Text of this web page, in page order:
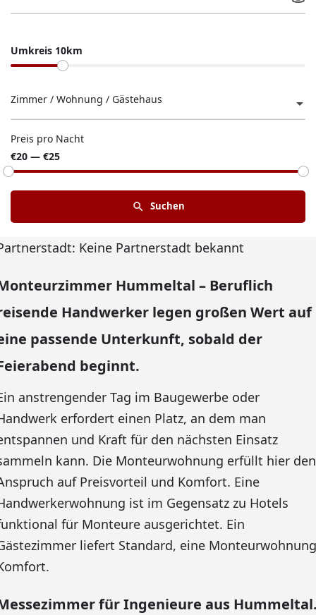
Umkreis 10km
Zimmer / Wohnung / Gästehaus
Preis pro Nacht
€20 — €25
Suchen
Keine Partnerstadt bekannt
Hummeltal – Beruflich
Handwerker legen großen Wert auf
passende Unterkunft, sobald der
beginnt.
anstrengender Tag im Baugewerbe oder
erfordert einen Platz, an dem man
und Kraft für den nächsten Einsatz
kann. Die Monteurwohnung erfüllt hier den
auf Preisvorteil und Komfort. Eine
ist im Gegensatz zu Hotels
für Monteure ausgerichtet. Ein
liefert Standard, eine Monteurwohnung
für Ingenieure aus